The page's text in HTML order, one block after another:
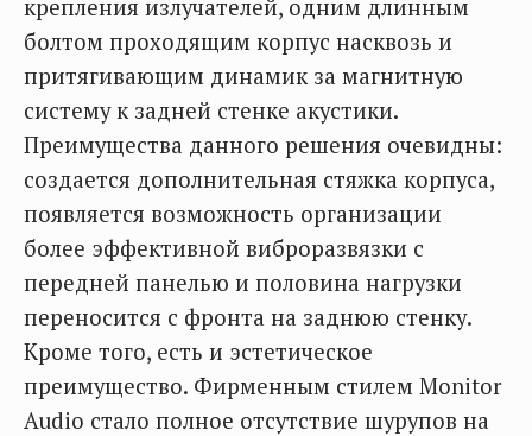
крепления излучателей, одним длинным
болтом проходящим корпус насквозь и
притягивающим динамик за магнитную
систему к задней стенке акустики.
Преимущества данного решения очевидны:
создается дополнительная стяжка корпуса,
появляется возможность организации
более эффективной виброразвязки с
передней панелью и половина нагрузки
переносится с фронта на заднюю стенку.
Кроме того, есть и эстетическое
преимущество. Фирменным стилем Monitor
Audio стало полное отсутствие шурупов на